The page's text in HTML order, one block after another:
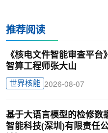
推荐阅读
《核电文件智能审查平
智算工程师张大山
世界核能 2026-08-07
基于大语言模型的检修
智能科技(深圳)有限责任